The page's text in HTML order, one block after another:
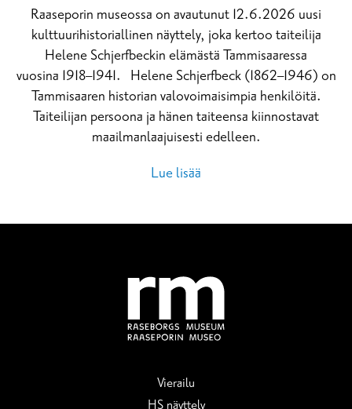
Raaseporin museossa on avautunut 12.6.2026 uusi
kulttuurihistoriallinen näyttely, joka kertoo taiteilija
Helene Schjerfbeckin elämästä Tammisaaressa
vuosina 1918–1941. Helene Schjerfbeck (1862–1946) on
Tammisaaren historian valovoimaisimpia henkilöitä.
Taiteilijan persoona ja hänen taiteensa kiinnostavat
maailmanlaajuisesti edelleen.
Lue lisää
Vierailu
HS näyttely